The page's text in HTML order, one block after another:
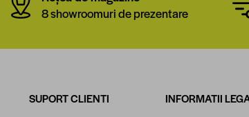
8 showroomuri de prezentare
SUPORT CLIENTI
INFORMATII